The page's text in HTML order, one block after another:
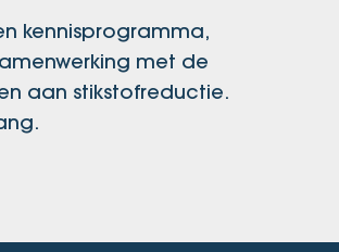
kennisprogramma,
met de
aan stikstofreductie.